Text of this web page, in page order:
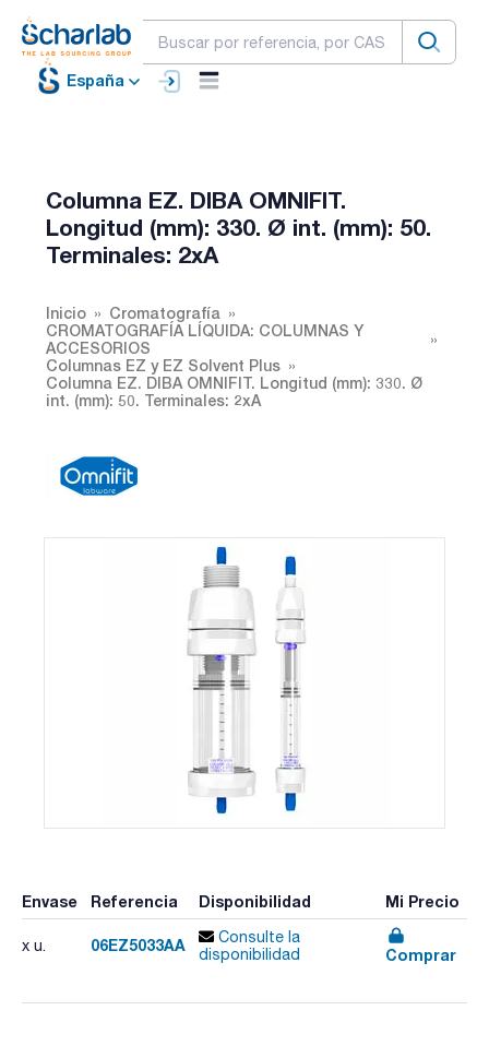
España
Columna EZ. DIBA OMNIFIT.
Longitud (mm): 330. Ø int. (mm): 50.
Terminales: 2xA
Inicio
Cromatografía
CROMATOGRAFÍA LÍQUIDA: COLUMNAS Y
ACCESORIOS
Columnas EZ y EZ Solvent Plus
Columna EZ. DIBA OMNIFIT. Longitud (mm): 330. Ø
int. (mm): 50. Terminales: 2xA
Envase Referencia Disponibilidad Mi Precio
x u. 06EZ5033AA
Consulte la
disponibilidad
Comprar